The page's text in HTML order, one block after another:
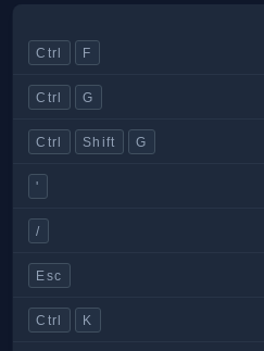
Ctrl F
Ctrl G
Ctrl Shift G
'
/
Esc
Ctrl K